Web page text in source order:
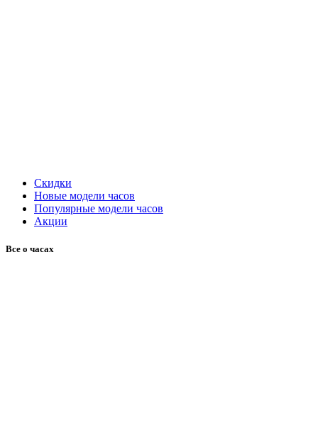
Скидки
Новые модели часов
Популярные модели часов
Акции
Все о часах